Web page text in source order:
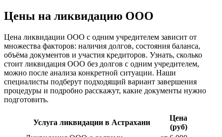
Цены на ликвидацию ООО
Цена ликвидации ООО с одним учредителем зависит от
множества факторов: наличия долгов, состояния баланса,
объёма документов и участия кредиторов. Узнать, сколько
стоит ликвидация ООО без долгов с одним учредителем,
можно после анализа конкретной ситуации. Наши
специалисты подберут подходящий вариант завершения
процедуры и подробно расскажут, какие документы нужно
подготовить.
Услуга ликвидации в Астрахани
Цена
(руб)